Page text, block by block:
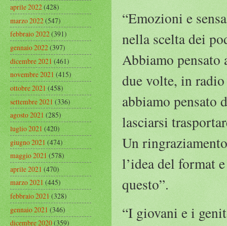
“Emozioni e
nella scelta dei
Abbiamo pensato
due volte, in
abbiamo pensato
lasciarsi
Un
l’idea del format
questo”.
“I giovani e i
aprile 2022(428)
marzo 2022(547)
febbraio 2022(391)
gennaio 2022(397)
dicembre 2021(461)
novembre 2021(415)
ottobre 2021(458)
settembre 2021(336)
agosto 2021(285)
luglio 2021(420)
giugno 2021(474)
maggio 2021(578)
aprile 2021(470)
marzo 2021(445)
febbraio 2021(328)
gennaio 2021(346)
dicembre 2020(359)